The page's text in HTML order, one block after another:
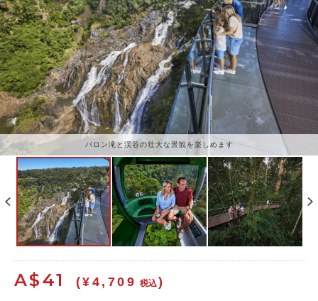
バロン滝と渓谷の壮大な景観を楽しめます
A$41 (¥4,709 税込)